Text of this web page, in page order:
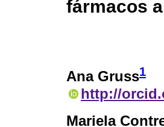
fármacos
Ana Gruss1
http://
Mariela